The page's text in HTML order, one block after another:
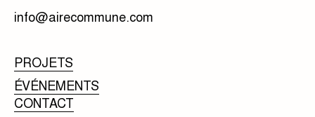
info@airecommune.com
PROJETS
ÉVÉNEMENTS
CONTACT